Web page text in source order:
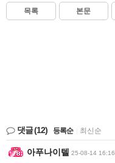
목록 본문
댓글(12) 등록순 최신순
아푸나이텔 25-08-14 16:16